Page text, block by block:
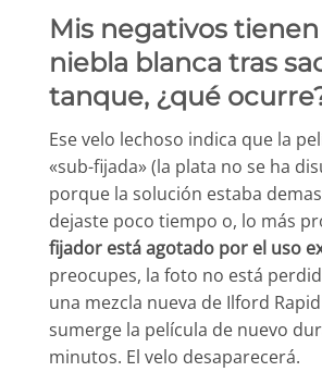
Mis negativos
niebla blanca tras
tanque, ¿qué
Ese velo lechoso indica que la
«sub-fijada» (la plata no se ha
porque la solución estaba
dejaste poco tiempo o, lo más
fijador está agotado por el uso
preocupes, la foto no está
una mezcla nueva de Ilford
sumerge la película de nuevo
minutos. El velo desaparecerá.